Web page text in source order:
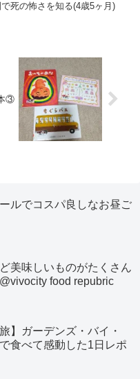
死の怖さを知る(4歳5ヶ月)
③
ルでコスパ良しなお昼ご
美味しいものがたくさん
food repubric
】ガーデンズ・バイ・
食べて感動した1日レポ